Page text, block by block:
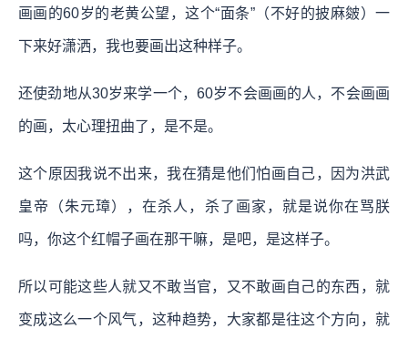
画画的60岁的老黄公望，这个“面条”（不好的披麻皴）一
下来好潇洒，我也要画出这种样子。
还使劲地从30岁来学一个，60岁不会画画的人，不会画画
的画，太心理扭曲了，是不是。
这个原因我说不出来，我在猜是他们怕画自己，因为洪武
皇帝（朱元璋），在杀人，杀了画家，就是说你在骂朕
吗，你这个红帽子画在那干嘛，是吧，是这样子。
所以可能这些人就又不敢当官，又不敢画自己的东西，就
变成这么一个风气，这种趋势，大家都是往这个方向，就